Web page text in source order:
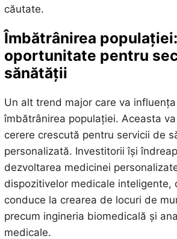
căutate.
Îmbătrânirea
oportunitate pentru
sănătății
Un alt trend major care va
îmbătrânirea populației. Aceasta
cerere crescută pentru servicii de
personalizată. Investitorii își
dezvoltarea medicinei
dispozitivelor medicale inteligente,
conduce la crearea de locuri de
precum ingineria biomedicală și
medicale.